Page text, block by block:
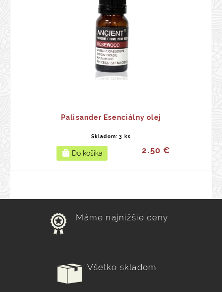
Palisander Esenciálny olej
Skladom: 3 ks
2.50 €
Máme najnižšie ceny
Všetko skladom